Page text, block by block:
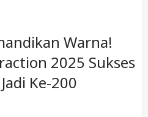
Warna!
2025 Sukses
Ke-200